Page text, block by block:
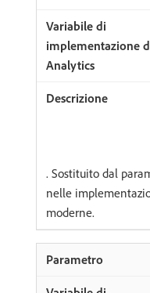
. Sostituito dal
nelle
moderne.